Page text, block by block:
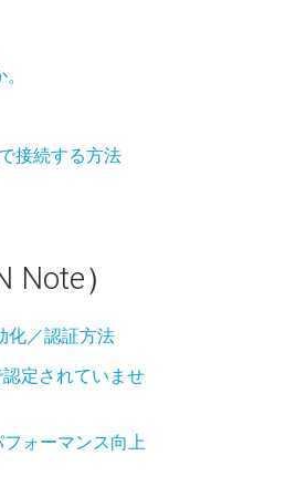
接続する方法
）
化／認証方法
定されていませ
ォーマンス向上